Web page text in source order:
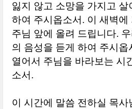
잃지 않고 소망을 가지고 살
하여 주시옵소서. 이 새벽에
주님 앞에 올려 드립니다.
의 음성을 듣게 하여 주시
열어서 주님을 바라보는 시
소서.
이 시간에 말씀 전하실 목